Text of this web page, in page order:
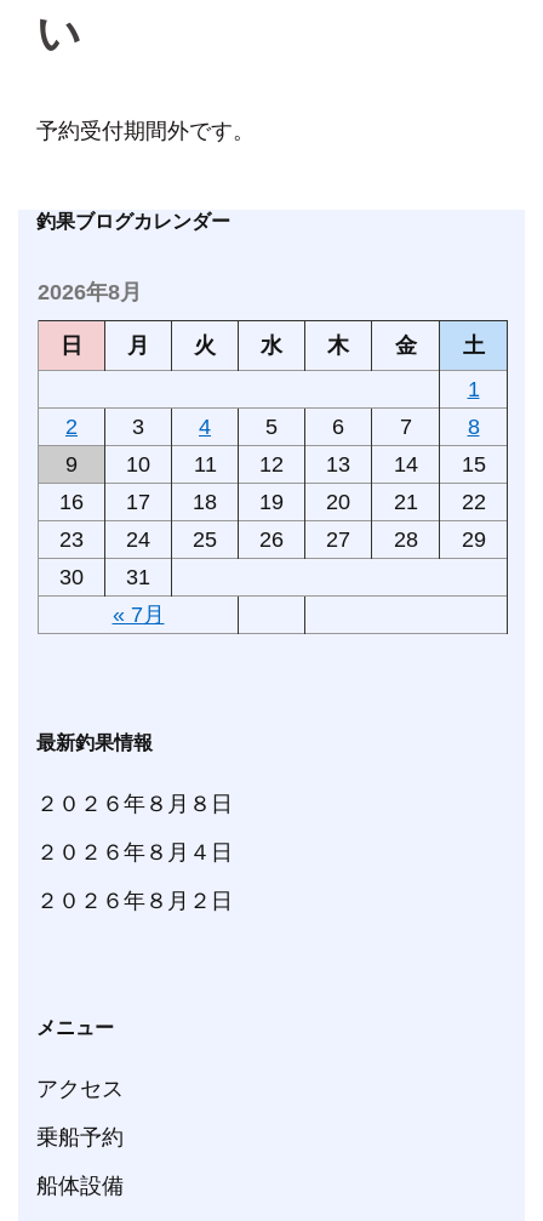
い
予約受付期間外です。
釣果ブログカレンダー
2026年8月
日 月 火 水 木 金 土
« 7月
1
2
3 4 5 6 7
8
9
10 11 12 13 14
15
16
17 18 19 20 21
22
23
24 25 26 27 28
29
30
31
最新釣果情報
２０２６年８月８日
２０２６年８月４日
２０２６年８月２日
メニュー
アクセス
乗船予約
船体設備